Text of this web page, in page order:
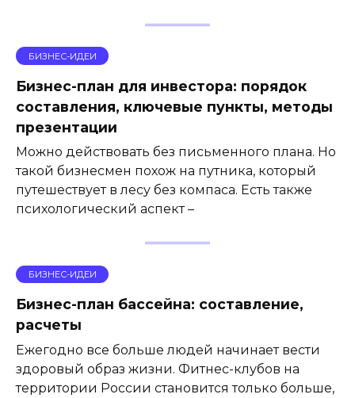
БИЗНЕС-ИДЕИ
Бизнес-план для инвестора: порядок
составления, ключевые пункты, методы
презентации
Можно действовать без письменного плана. Но
такой бизнесмен похож на путника, который
путешествует в лесу без компаса. Есть также
психологический аспект –
БИЗНЕС-ИДЕИ
Бизнес-план бассейна: составление,
расчеты
Ежегодно все больше людей начинает вести
здоровый образ жизни. Фитнес-клубов на
территории России становится только больше,